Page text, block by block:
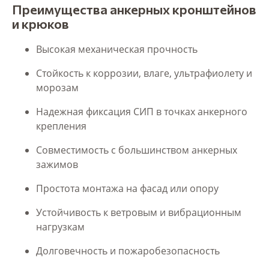
Преимущества анкерных кронштейнов
и крюков
Высокая механическая прочность
Стойкость к коррозии, влаге, ультрафиолету и
морозам
Надежная фиксация СИП в точках анкерного
крепления
Совместимость с большинством анкерных
зажимов
Простота монтажа на фасад или опору
Устойчивость к ветровым и вибрационным
нагрузкам
Долговечность и пожаробезопасность